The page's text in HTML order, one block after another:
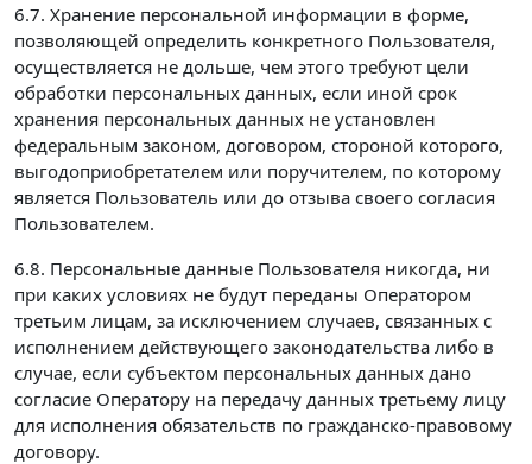
6.7. Хранение персональной информации в форме,
позволяющей определить конкретного Пользователя,
осуществляется не дольше, чем этого требуют цели
обработки персональных данных, если иной срок
хранения персональных данных не установлен
федеральным законом, договором, стороной которого,
выгодоприобретателем или поручителем, по которому
является Пользователь или до отзыва своего согласия
Пользователем.
6.8. Персональные данные Пользователя никогда, ни
при каких условиях не будут переданы Оператором
третьим лицам, за исключением случаев, связанных с
исполнением действующего законодательства либо в
случае, если субъектом персональных данных дано
согласие Оператору на передачу данных третьему лицу
для исполнения обязательств по гражданско-правовому
договору.